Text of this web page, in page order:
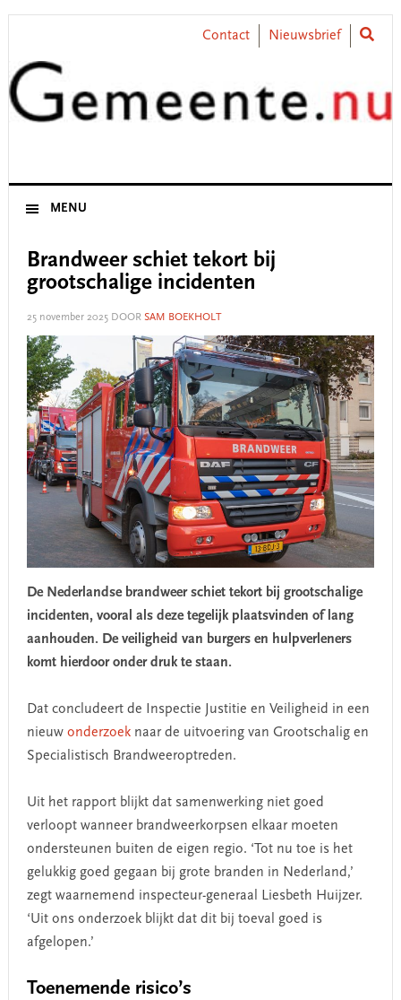
Skip
primary
navigation
Skip
content
Skip
primary
sidebar
Skip
footer
Contact Nieuwsbrief
MENU
Brandweer schiet tekort bij
grootschalige incidenten
25 november 2025DOOR SAM BOEKHOLT
De Nederlandse brandweer schiet tekort bij grootschalige
incidenten, vooral als deze tegelijk plaatsvinden of lang
aanhouden. De veiligheid van burgers en hulpverleners
komt hierdoor onder druk te staan.
Dat concludeert de Inspectie Justitie en Veiligheid in een
nieuw onderzoeknaar de uitvoering van Grootschalig en
Specialistisch Brandweeroptreden.
Uit het rapport blijkt dat samenwerking niet goed
verloopt wanneer brandweerkorpsen elkaar moeten
ondersteunen buiten de eigen regio. ‘Tot nu toe is het
gelukkig goed gegaan bij grote branden in Nederland,’
zegt waarnemend inspecteur-generaal Liesbeth Huijzer.
‘Uit ons onderzoek blijkt dat dit bij toeval goed is
afgelopen.’
Toenemende risico’s